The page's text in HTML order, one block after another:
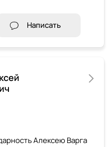
Написать
Алексею Варга